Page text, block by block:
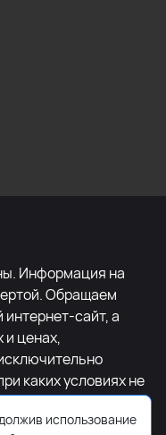
Информация на
Обращаем
сайт, а
и ценах,
каких условиях не
кодекса
использование